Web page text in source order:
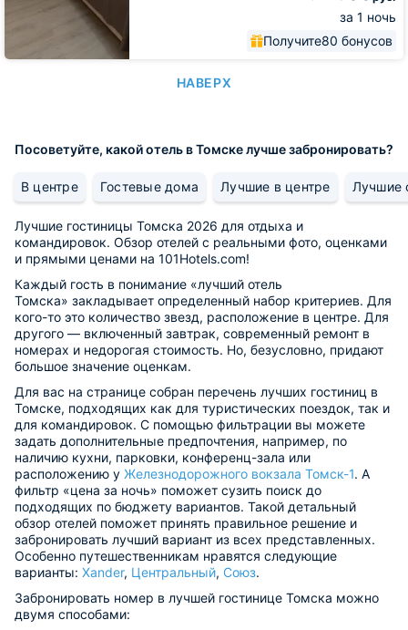
за 1 ночь
Получите80 бонусов
НАВЕРХ
Посоветуйте, какой отель в Томске лучше забронировать?
В центре Гостевые дома Лучшие в центре Лучшие
Лучшие гостиницы Томска 2026 для отдыха и
командировок. Обзор отелей с реальными фото, оценками
и прямыми ценами на 101Hotels.com!
Каждый гость в понимание «лучший отель
Томска» закладывает определенный набор критериев. Для
кого-то это количество звезд, расположение в центре. Для
другого — включенный завтрак, современный ремонт в
номерах и недорогая стоимость. Но, безусловно, придают
большое значение оценкам.
Для вас на странице собран перечень лучших гостиниц в
Томске, подходящих как для туристических поездок, так и
для командировок. С помощью фильтрации вы можете
задать дополнительные предпочтения, например, по
наличию кухни, парковки, конференц-зала или
расположению у Железнодорожного вокзала Томск-1. А
фильтр «цена за ночь» поможет сузить поиск до
подходящих по бюджету вариантов. Такой детальный
обзор отелей поможет принять правильное решение и
забронировать лучший вариант из всех представленных.
Особенно путешественникам нравятся следующие
варианты: Xander, Центральный, Союз.
Забронировать номер в лучшей гостинице Томска можно
двумя способами: